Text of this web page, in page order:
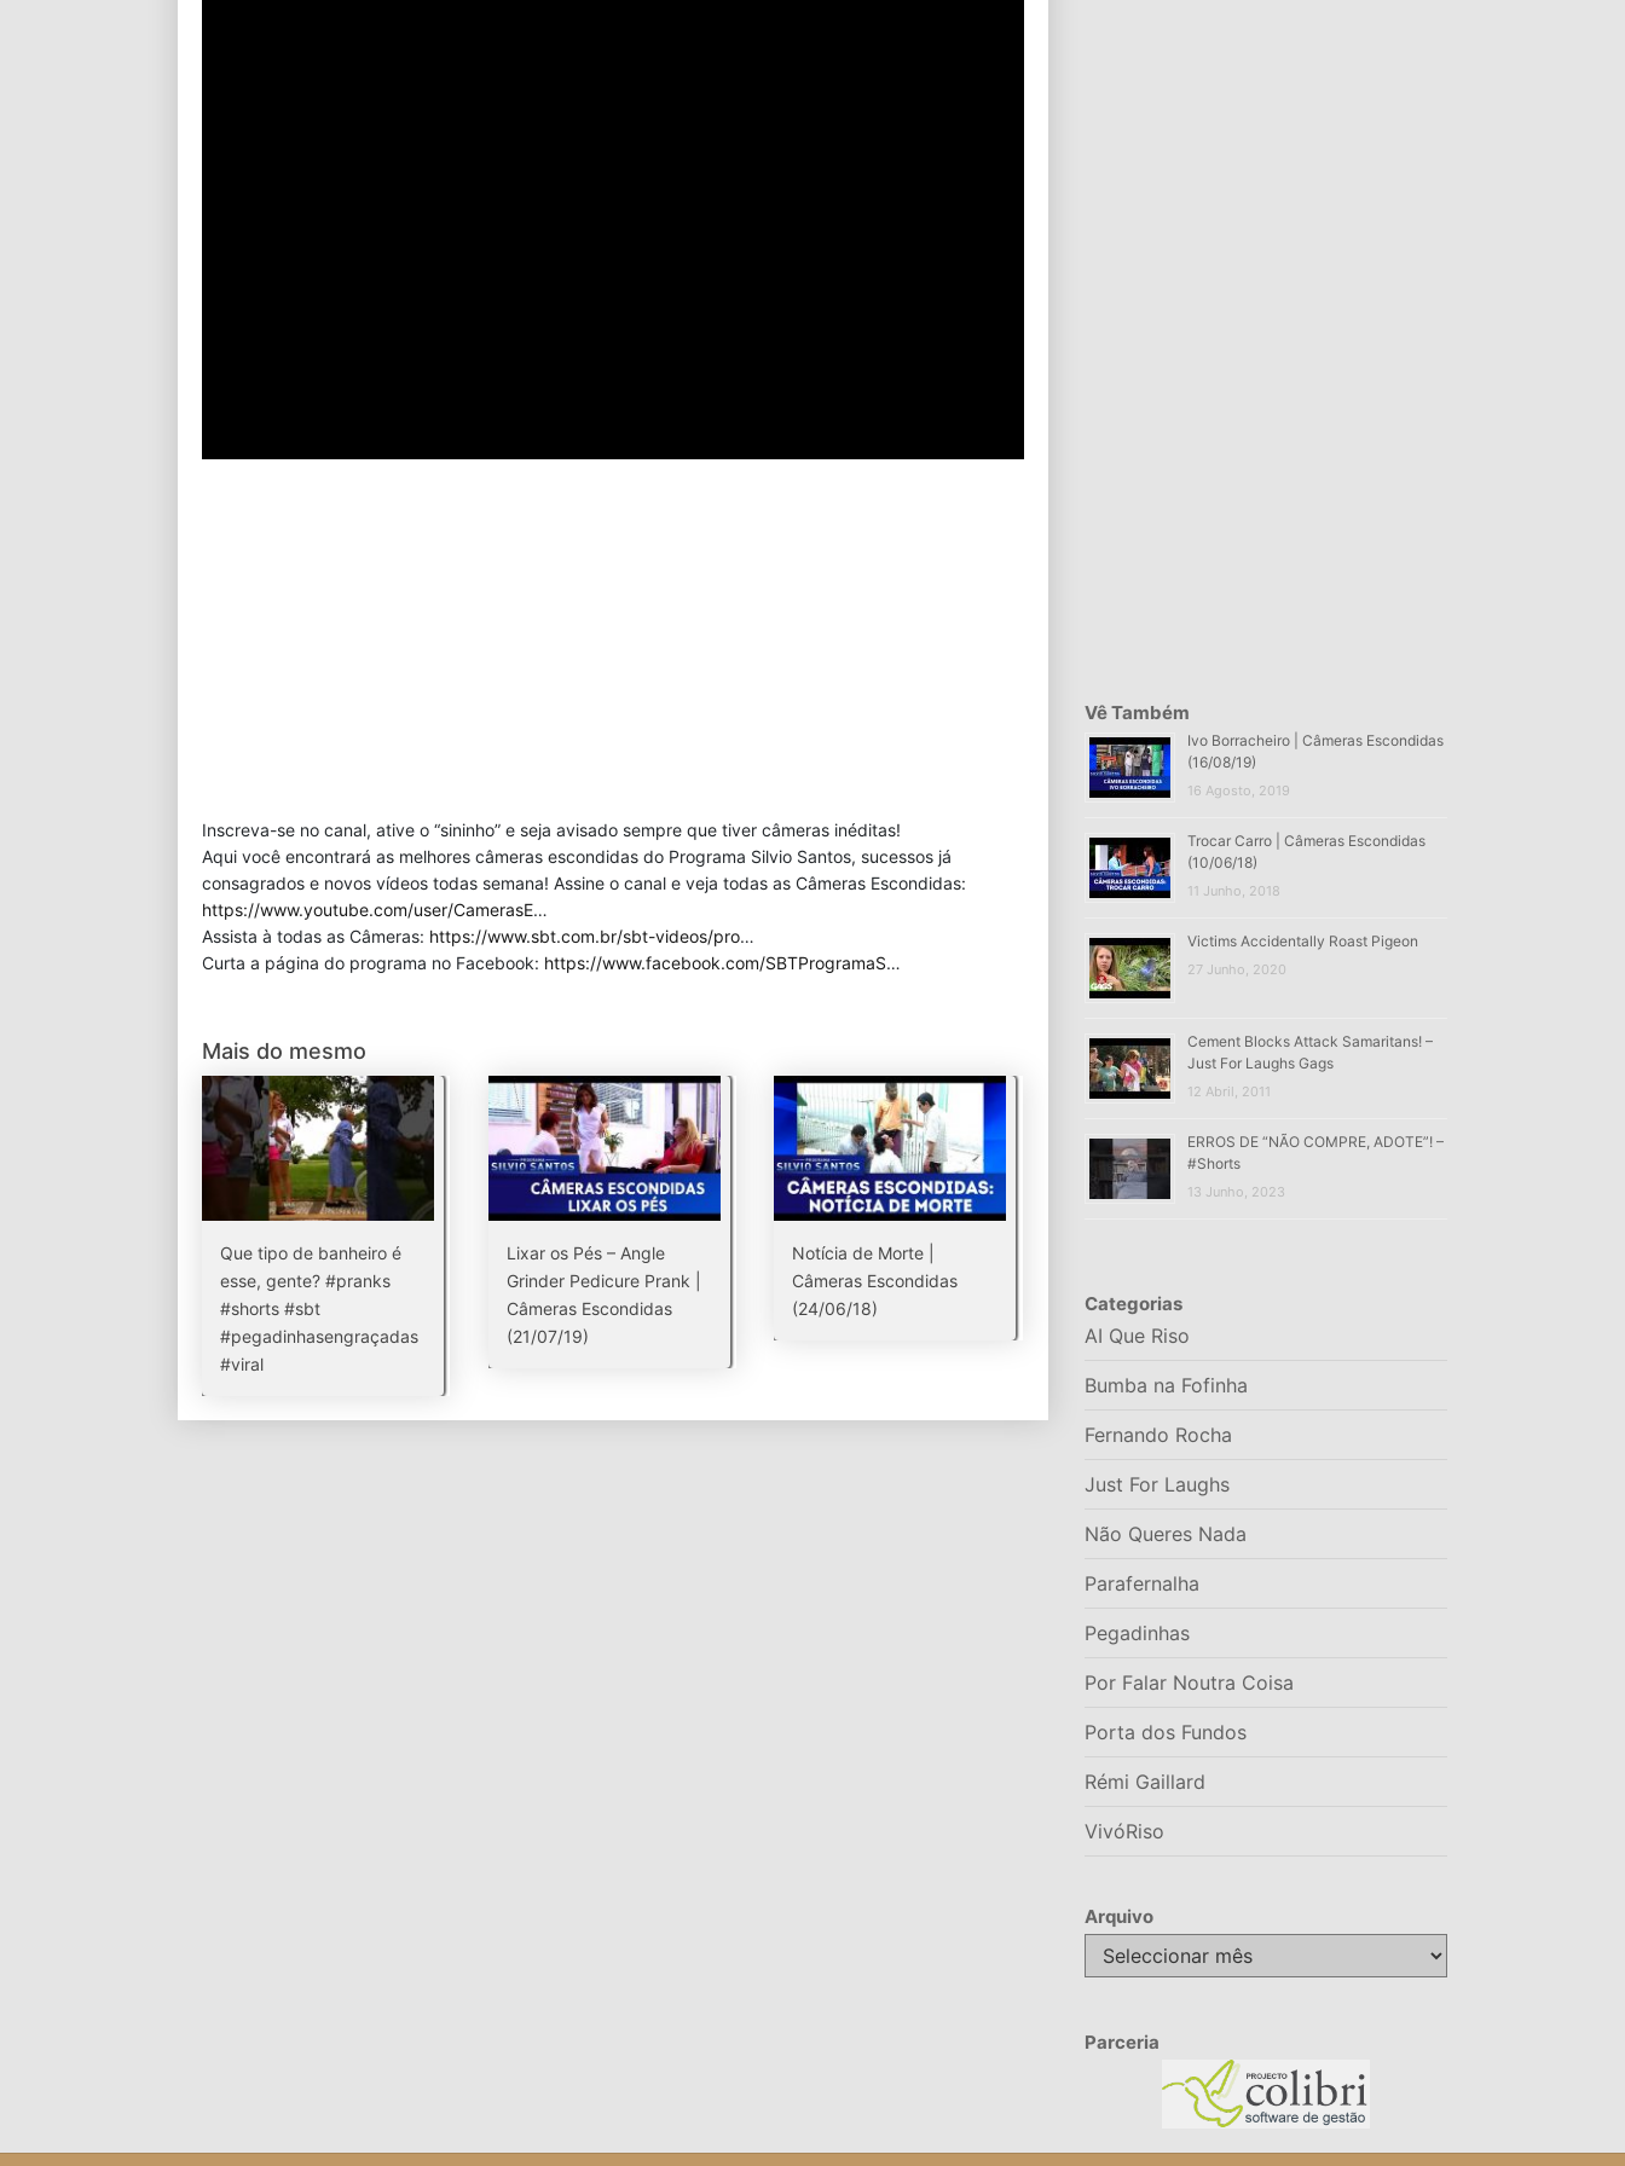
Inscreva-se no canal, ative o “sininho” e seja avisado sempre que tiver câmeras inéditas!
Aqui você encontrará as melhores câmeras escondidas do Programa Silvio Santos, sucessos já
consagrados e novos vídeos todas semana! Assine o canal e veja todas as Câmeras Escondidas:
https://www.youtube.com/user/CamerasE…
Assista à todas as Câmeras: https://www.sbt.com.br/sbt-videos/pro…
Curta a página do programa no Facebook: https://www.facebook.com/SBTProgramaS…
Mais do mesmo
Que tipo de banheiro é
esse, gente? #pranks
#shorts #sbt
#pegadinhasengraçadas
#viral
Lixar os Pés – Angle
Grinder Pedicure Prank |
Câmeras Escondidas
(21/07/19)
Notícia de Morte |
Câmeras Escondidas
(24/06/18)
Vê Também
Ivo Borracheiro | Câmeras Escondidas
(16/08/19)
16 Agosto, 2019
Trocar Carro | Câmeras Escondidas
(10/06/18)
11 Junho, 2018
Victims Accidentally Roast Pigeon
27 Junho, 2020
Cement Blocks Attack Samaritans! –
Just For Laughs Gags
12 Abril, 2011
ERROS DE “NÃO COMPRE, ADOTE”! –
#Shorts
13 Junho, 2023
Categorias
AI Que Riso
Bumba na Fofinha
Fernando Rocha
Just For Laughs
Não Queres Nada
Parafernalha
Pegadinhas
Por Falar Noutra Coisa
Porta dos Fundos
Rémi Gaillard
VivóRiso
Arquivo
Arquivo
Parceria